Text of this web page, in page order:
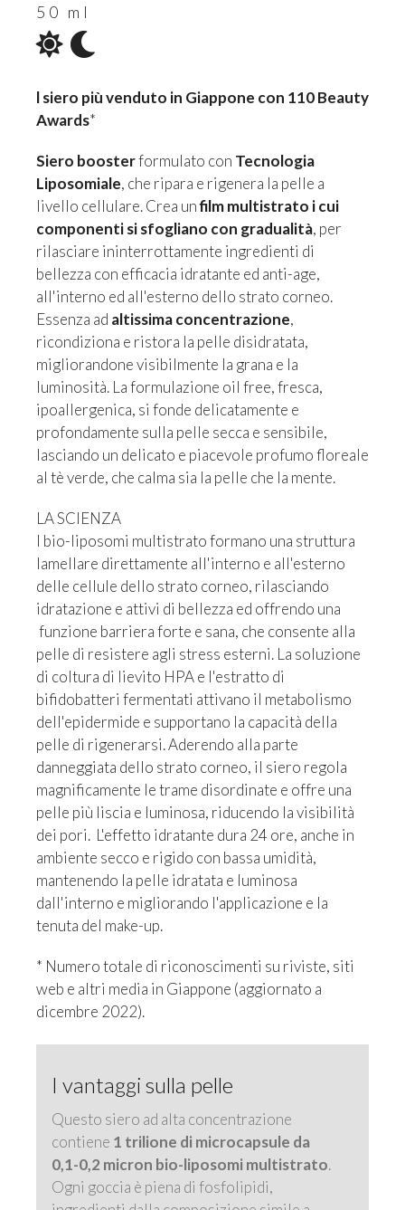
50 ml
l siero più venduto in Giappone con 110 Beauty
Awards*
Siero boosterformulato con Tecnologia
Liposomiale, che ripara e rigenera la pelle a
livello cellulare. Crea unfilm multistrato i cui
componenti si sfogliano con gradualità, per
rilasciare ininterrottamente ingredienti di
bellezza con efficacia idratante ed anti-age,
all'interno ed all'esterno dello strato corneo.
Essenza ad altissima concentrazione,
ricondiziona e ristora la pelle disidratata,
migliorandone visibilmente la grana e la
luminosità. La formulazione oil free, fresca,
ipoallergenica, si fonde delicatamente e
profondamente sulla pelle secca e sensibile,
lasciando un delicato e piacevole profumo floreale
al tè verde, che calma sia la pelle che la mente.
LA SCIENZA
I bio-liposomi multistrato formano una struttura
lamellare direttamente all'interno e all'esterno
delle cellule dello strato corneo, rilasciando
idratazione e attivi di bellezza ed offrendo una
funzione barriera forte e sana, che consente alla
pelle di resistere agli stress esterni. La soluzione
di coltura di lievito HPA e l'estratto di
bifidobatteri fermentati attivano il metabolismo
dell'epidermide e supportano la capacità della
pelle di rigenerarsi. Aderendo alla parte
danneggiata dello strato corneo, il siero regola
magnificamente le trame disordinate e offre una
pelle più liscia e luminosa, riducendo la visibilità
dei pori. L'effetto idratante dura 24 ore, anche in
ambiente secco e rigido con bassa umidità,
mantenendo la pelle idratata e luminosa
dall'interno e migliorando l'applicazione e la
tenuta del make-up.
* Numero totale di riconoscimenti su riviste, siti
web e altri media in Giappone (aggiornato a
dicembre 2022).
I vantaggi sulla pelle
Questo siero ad alta concentrazione
contiene 1 trilione di microcapsule da
0,1-0,2 micron bio-liposomi multistrato.
Ogni goccia è piena di fosfolipidi,